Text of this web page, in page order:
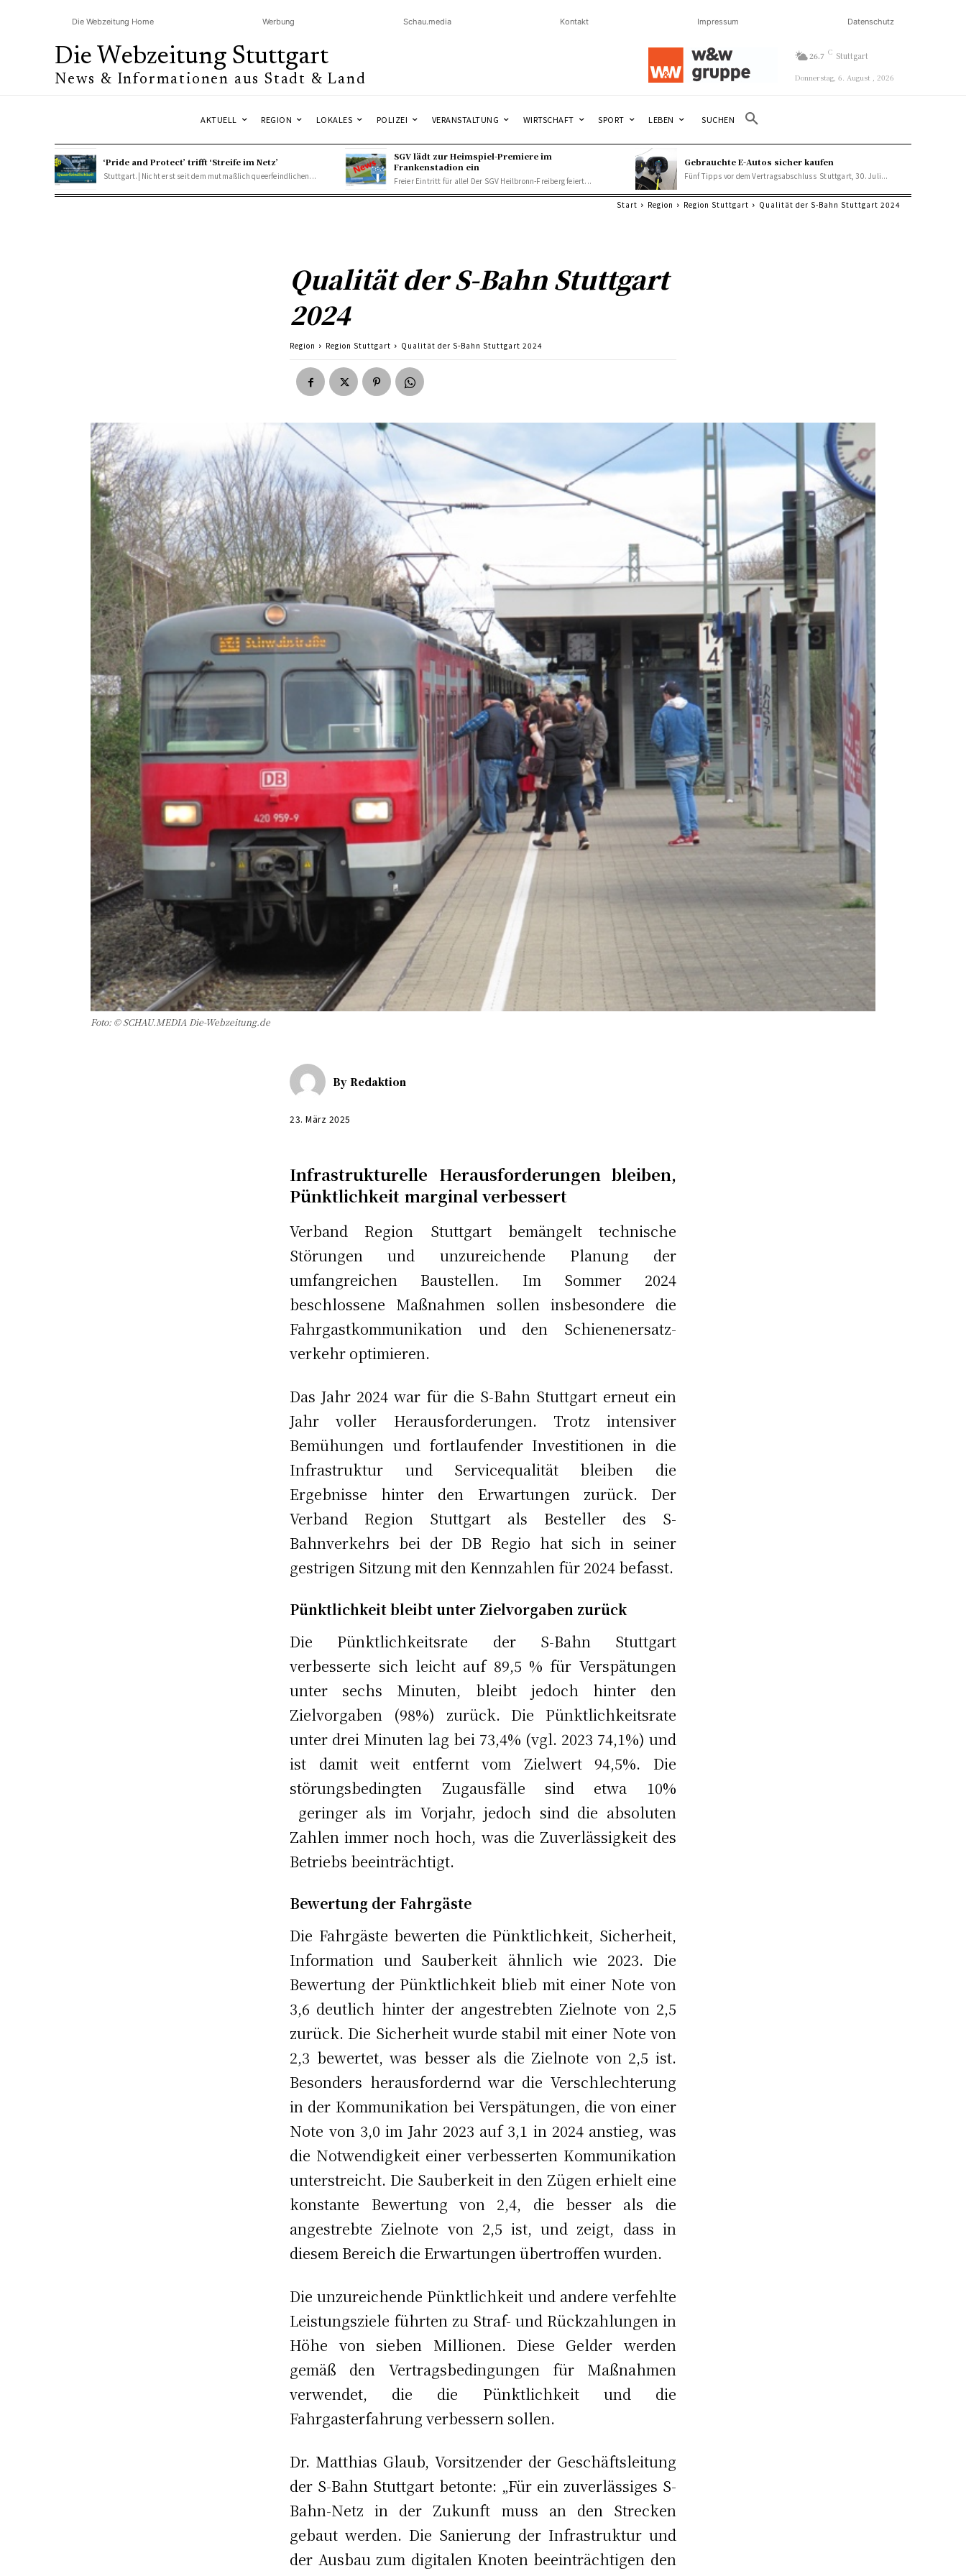
Die Webzeitung Home Werbung Schau.media Kontakt Impressum Datenschutz
Die Webzeitung Stuttgart
News & Informationen aus Stadt & Land
26.7 C Stuttgart
Donnerstag, 6. August , 2026
AKTUELL REGION LOKALES POLIZEI VERANSTALTUNG WIRTSCHAFT SPORT LEBEN SUCHEN
‘Pride and Protect’ trifft ‘Streife im Netz’
Stuttgart.| Nicht erst seit dem mutmaßlich queerfeindlichen...
SGV lädt zur Heimspiel-Premiere im
Frankenstadion ein
Freier Eintritt für alle! Der SGV Heilbronn-Freiberg feiert...
Gebrauchte E-Autos sicher kaufen
Fünf Tipps vor dem Vertragsabschluss Stuttgart, 30. Juli...
Start Region Region Stuttgart Qualität der S-Bahn Stuttgart 2024
Qualität der S-Bahn Stuttgart
2024
Region Region Stuttgart Qualität der S-Bahn Stuttgart 2024
Foto: © SCHAU.MEDIA Die-Webzeitung.de
By Redaktion
23. März 2025
Infrastrukturelle Herausforderungen bleiben,
Pünktlichkeit marginal verbessert
Verband Region Stuttgart bemängelt technische
Störungen und unzureichende Planung der
umfangreichen Baustellen. Im Sommer 2024
beschlossene Maßnahmen sollen insbesondere die
Fahrgastkommunikation und den Schienenersatz-
verkehr optimieren.
Das Jahr 2024 war für die S-Bahn Stuttgart erneut ein
Jahr voller Herausforderungen. Trotz intensiver
Bemühungen und fortlaufender Investitionen in die
Infrastruktur und Servicequalität bleiben die
Ergebnisse hinter den Erwartungen zurück. Der
Verband Region Stuttgart als Besteller des S-
Bahnverkehrs bei der DB Regio hat sich in seiner
gestrigen Sitzung mit den Kennzahlen für 2024 befasst.
Pünktlichkeit bleibt unter Zielvorgaben zurück
Die Pünktlichkeitsrate der S-Bahn Stuttgart
verbesserte sich leicht auf 89,5 % für Verspätungen
unter sechs Minuten, bleibt jedoch hinter den
Zielvorgaben (98%) zurück. Die Pünktlichkeitsrate
unter drei Minuten lag bei 73,4% (vgl. 2023 74,1%) und
ist damit weit entfernt vom Zielwert 94,5%. Die
störungsbedingten Zugausfälle sind etwa 10%
geringer als im Vorjahr, jedoch sind die absoluten
Zahlen immer noch hoch, was die Zuverlässigkeit des
Betriebs beeinträchtigt.
Bewertung der Fahrgäste
Die Fahrgäste bewerten die Pünktlichkeit, Sicherheit,
Information und Sauberkeit ähnlich wie 2023. Die
Bewertung der Pünktlichkeit blieb mit einer Note von
3,6 deutlich hinter der angestrebten Zielnote von 2,5
zurück. Die Sicherheit wurde stabil mit einer Note von
2,3 bewertet, was besser als die Zielnote von 2,5 ist.
Besonders herausfordernd war die Verschlechterung
in der Kommunikation bei Verspätungen, die von einer
Note von 3,0 im Jahr 2023 auf 3,1 in 2024 anstieg, was
die Notwendigkeit einer verbesserten Kommunikation
unterstreicht. Die Sauberkeit in den Zügen erhielt eine
konstante Bewertung von 2,4, die besser als die
angestrebte Zielnote von 2,5 ist, und zeigt, dass in
diesem Bereich die Erwartungen übertroffen wurden.
Die unzureichende Pünktlichkeit und andere verfehlte
Leistungsziele führten zu Straf- und Rückzahlungen in
Höhe von sieben Millionen. Diese Gelder werden
gemäß den Vertragsbedingungen für Maßnahmen
verwendet, die die Pünktlichkeit und die
Fahrgasterfahrung verbessern sollen.
Dr. Matthias Glaub, Vorsitzender der Geschäftsleitung
der S-Bahn Stuttgart betonte: „Für ein zuverlässiges S-
Bahn-Netz in der Zukunft muss an den Strecken
gebaut werden. Die Sanierung der Infrastruktur und
der Ausbau zum digitalen Knoten beeinträchtigen den